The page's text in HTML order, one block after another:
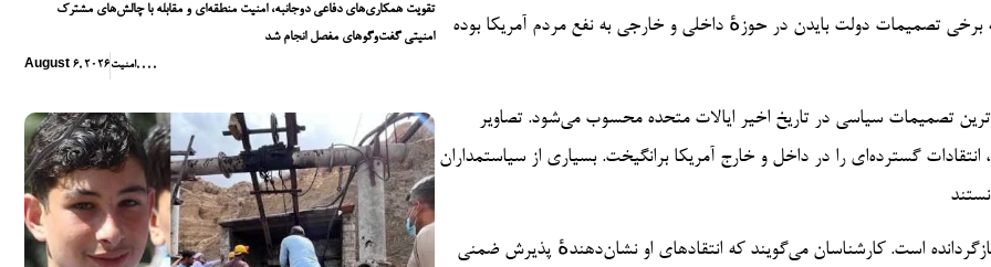
تقویت همکاری‌های دفاعی دوجانبه، امنیت منطقه‌ای و مقابله با چالش‌های مشترک
امنیتی گفت‌وگوهای مفصل انجام شد
August 6, 2026امنیت, , , ,
تصمیمات دولت بایدن در حوزهٔ داخلی و خارجی به نفع مردم آمریکا بوده
در اوت ۲۰۲۱ یکی از بحث‌برانگیزترین تصمیمات سیاسی در تاریخ اخیر ایالات متحده محسوب می‌شود. تصاویر
گسترده‌ای را در داخل و خارج آمریکا برانگیخت. بسیاری از سیاستمداران
است. کارشناسان می‌گویند که انتقادهای او نشان‌دهندهٔ پذیرش ضمنی